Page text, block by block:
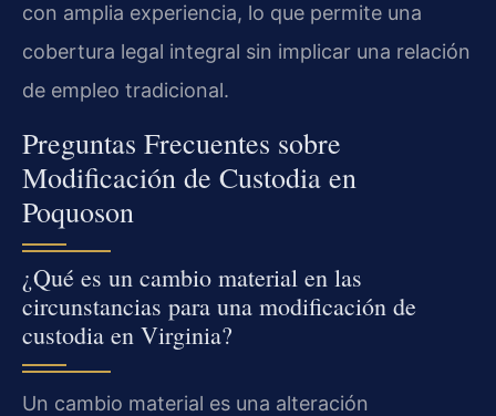
con amplia experiencia, lo que permite una
cobertura legal integral sin implicar una relación
de empleo tradicional.
Preguntas Frecuentes sobre
Modificación de Custodia en
Poquoson
¿Qué es un cambio material en las
circunstancias para una modificación de
custodia en Virginia?
Un cambio material es una alteración